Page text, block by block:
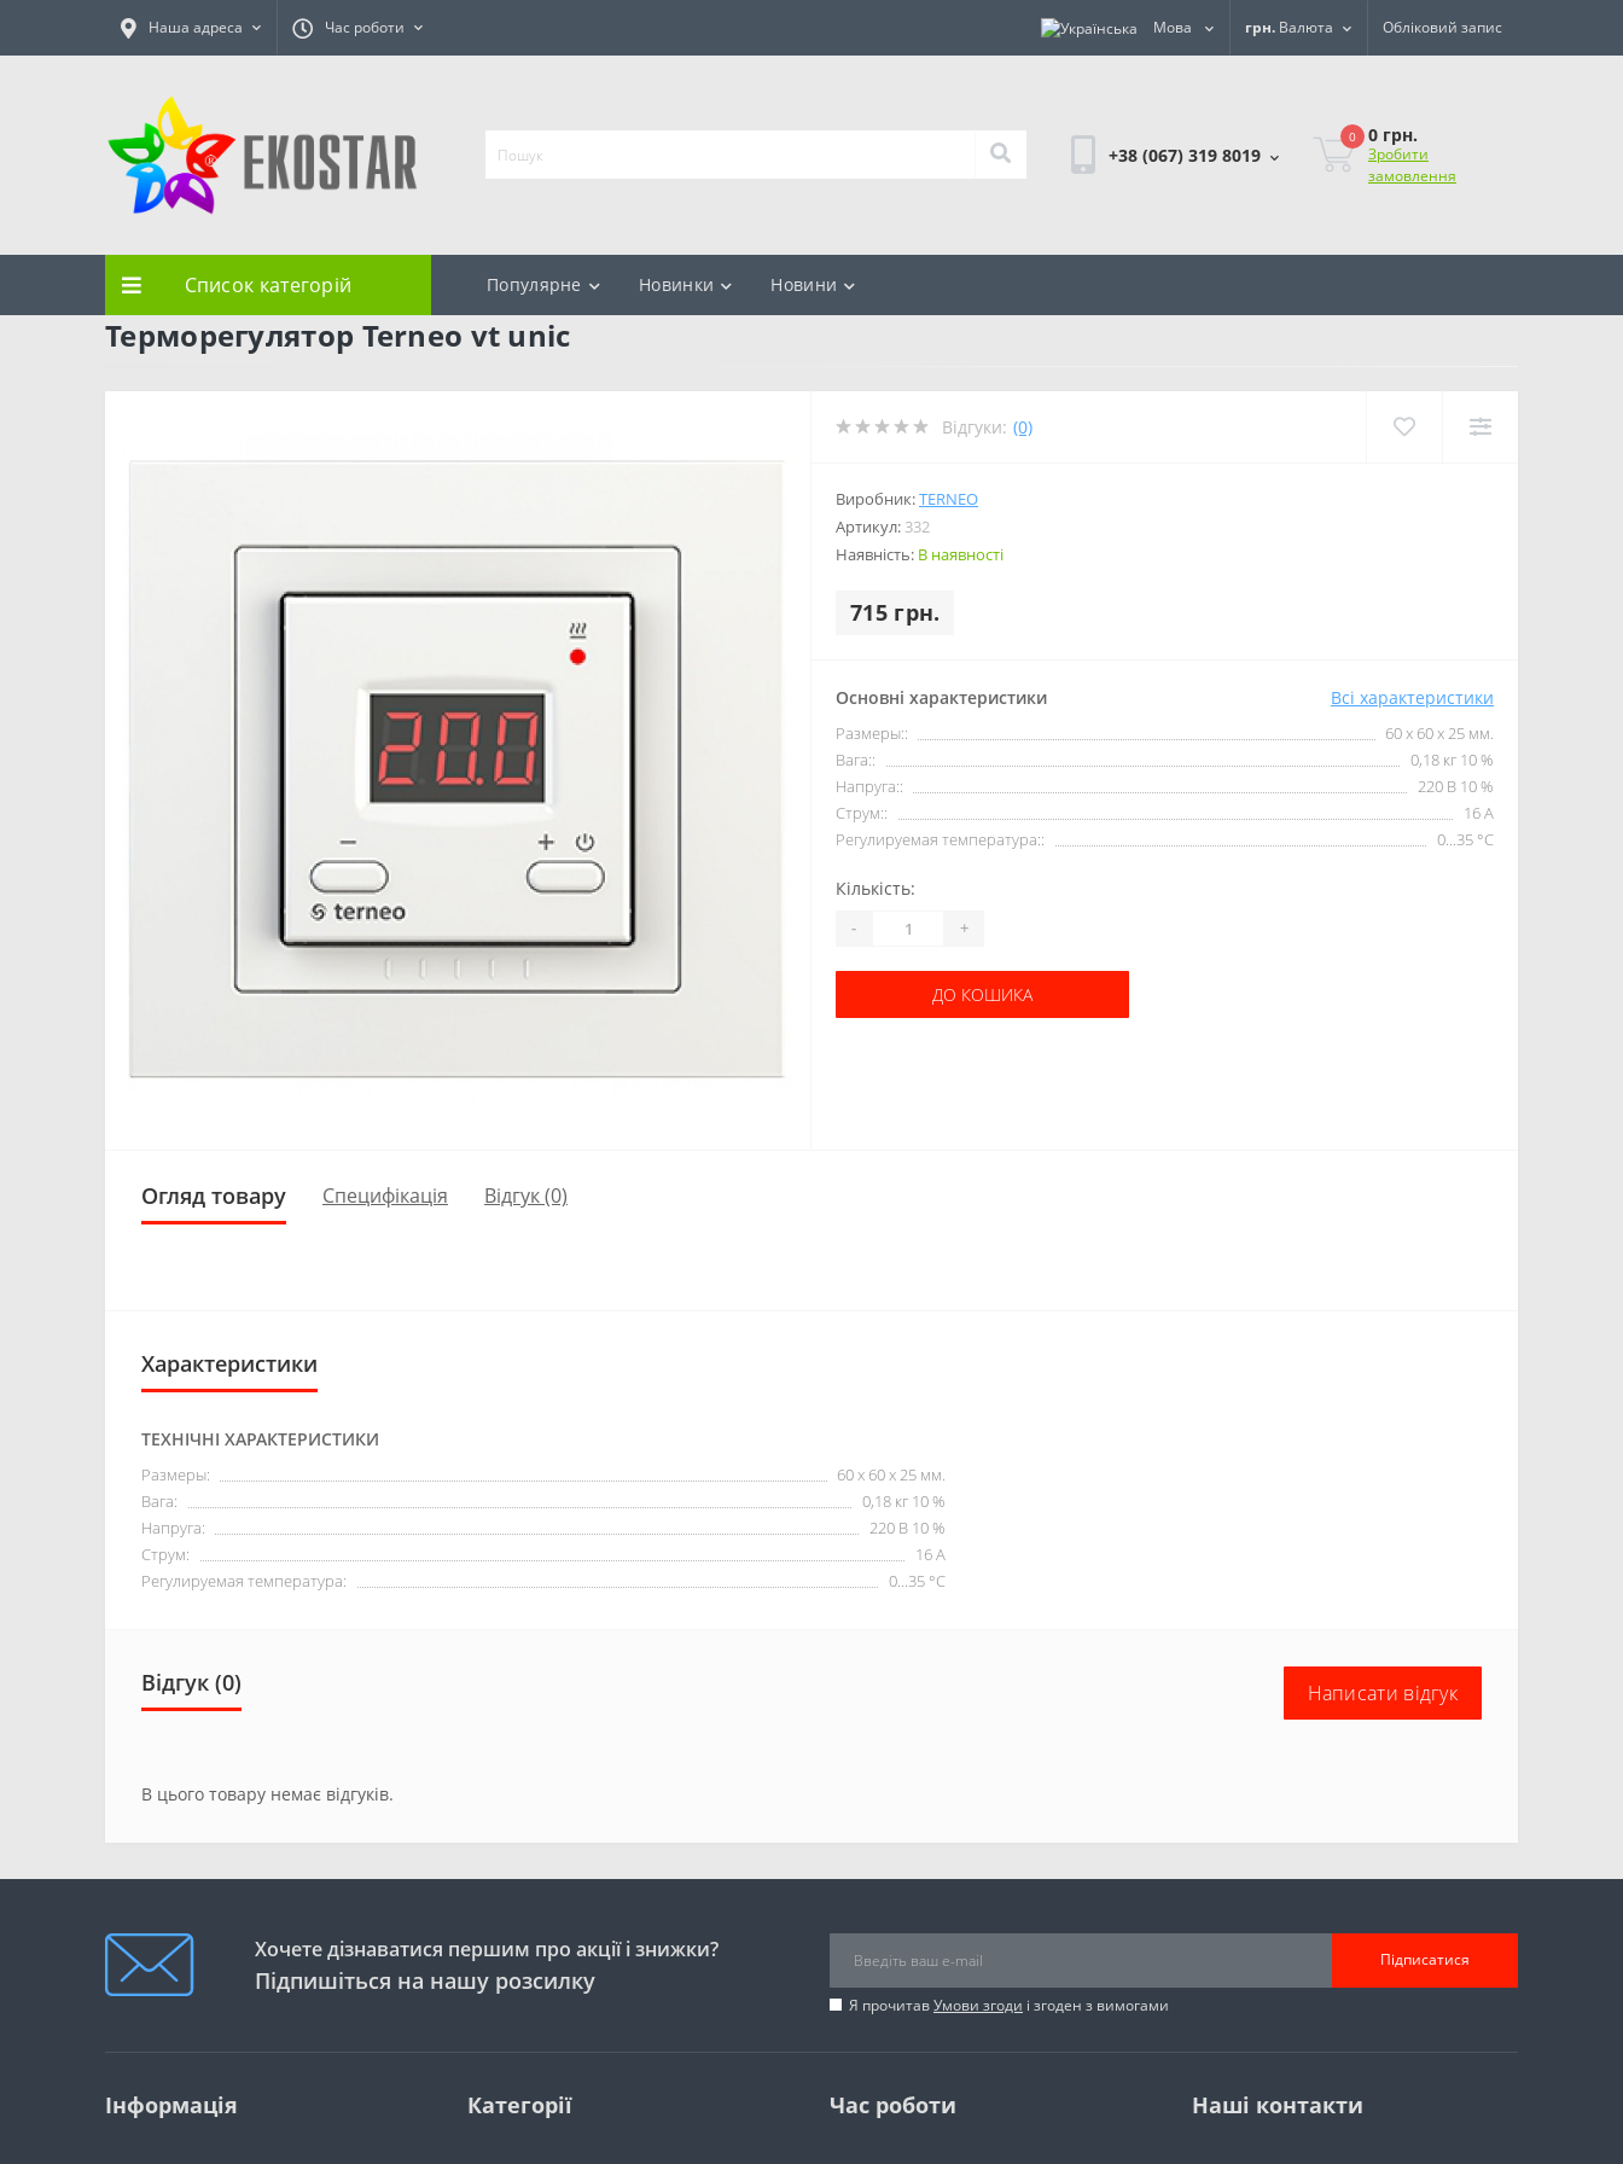
Наша адреса Час роботи Мова грн. Валюта Обліковий запис
+38 (067) 319 8019
0 0 грн.
Зробити
замовлення
Список категорій Популярне Новинки Новини
Терморегулятор Terneo vt unic
Відгуки: (0)
Виробник:TERNEO
Артикул: 332
Наявність: В наявності
715 грн.
Основні характеристики Всі характеристики
Размеры::
60 х 60 х 25 мм.
Вага::
0,18 кг 10 %
Напруга::
220 В 10 %
Струм::
16 А
Регулируемая температура::
0...35 °С
Кількість:
- +
ДО КОШИКА
Огляд товару Специфікація Відгук (0)
Характеристики
ТЕХНІЧНІ ХАРАКТЕРИСТИКИ
Размеры:
60 х 60 х 25 мм.
Вага:
0,18 кг 10 %
Напруга:
220 В 10 %
Струм:
16 А
Регулируемая температура:
0...35 °С
Відгук (0) Написати відгук
В цього товару немає відгуків.
Хочете дізнаватися першим про акції і знижки?
Підпишіться на нашу розсилку
Підписатися
Я прочитавУмови згоди і згоден з вимогами
Інформація Категорії Час роботи Наші контакти